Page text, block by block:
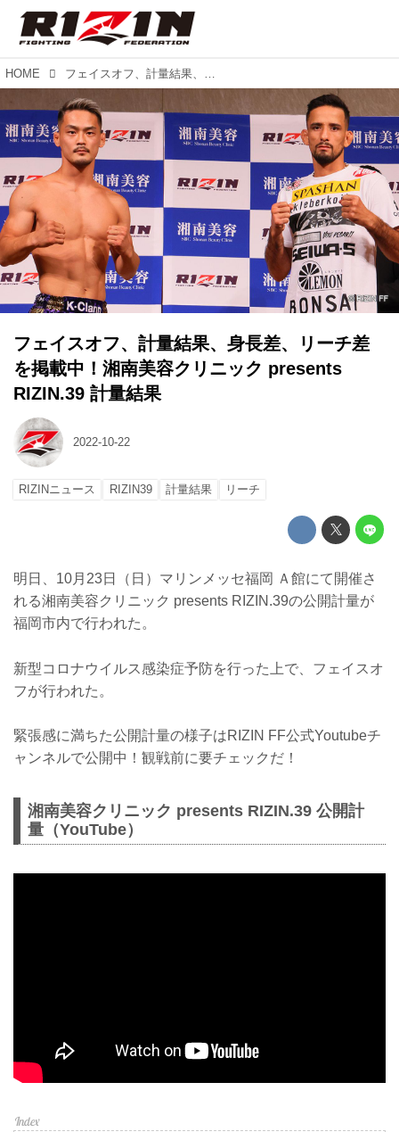
HOME フェイスオフ、計量結果、身長差、リーチ差を掲載中！湘南美容クリニック presents RIZIN.39 計量結果
フェイスオフ、計量結果、身長差、リーチ差
を掲載中！湘南美容クリニック presents
RIZIN.39 計量結果
2022-10-22
RIZINニュース RIZIN39 計量結果 リーチ
明日、10月23日（日）マリンメッセ福岡 Ａ館にて開催さ
れる湘南美容クリニック presents RIZIN.39の公開計量が
福岡市内で行われた。
新型コロナウイルス感染症予防を行った上で、フェイスオ
フが行われた。
緊張感に満ちた公開計量の様子はRIZIN FF公式Youtubeチ
ャンネルで公開中！観戦前に要チェックだ！
湘南美容クリニック presents RIZIN.39 公開計
量（YouTube）